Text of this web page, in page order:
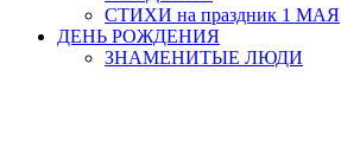
СТИХИ на праздник 1 МАЯ
ДЕНЬ РОЖДЕНИЯ
ЗНАМЕНИТЫЕ ЛЮДИ